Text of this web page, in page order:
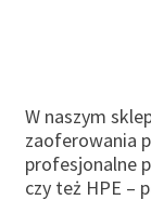
W naszym
zaoferowania
profesjonalne
czy też HPE –